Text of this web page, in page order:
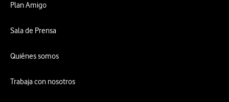
Plan Amigo
Sala de Prensa
Quiénes somos
Trabaja con nosotros